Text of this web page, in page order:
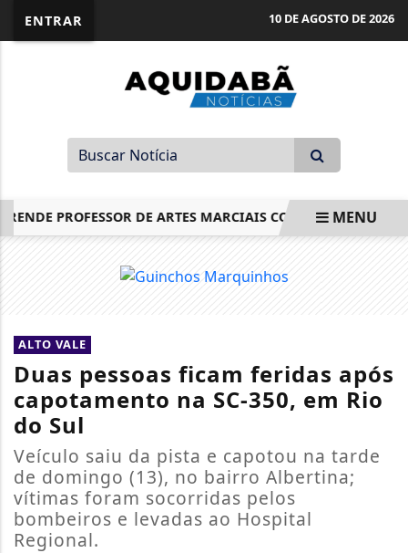
ENTRAR 10 DE AGOSTO DE 2026
PROFESSOR DE ARTES MARCIAIS CONDENADO A MAIS
MENU
ALTO VALE
Duas pessoas ficam feridas após
capotamento na SC-350, em Rio
do Sul
Veículo saiu da pista e capotou na tarde
de domingo (13), no bairro Albertina;
vítimas foram socorridas pelos
bombeiros e levadas ao Hospital
Regional.